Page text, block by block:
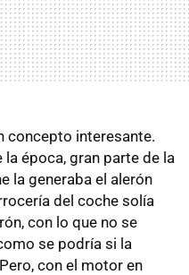
concepto interesante.
época, gran parte de la
la generaba el alerón
del coche solía
con lo que no se
se podría si la
con el motor en